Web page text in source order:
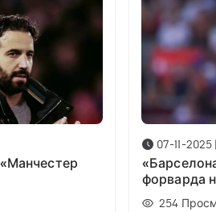
07-11-2025
форварда
254